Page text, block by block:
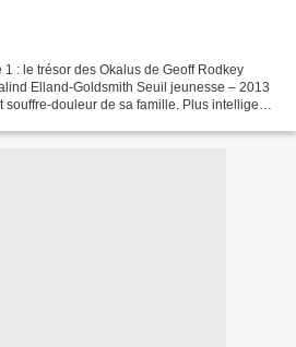
: le trésor des Okalus de Geoff Rodkey
Elland-Goldsmith Seuil jeunesse – 2013
douleur de sa famille. Plus intelligent,